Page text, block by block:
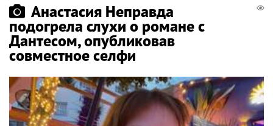
Анастасия Неправда
подогрела слухи о романе с
Дантесом, опубликовав
совместное селфи